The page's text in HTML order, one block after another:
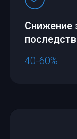
Снижение
40-60%